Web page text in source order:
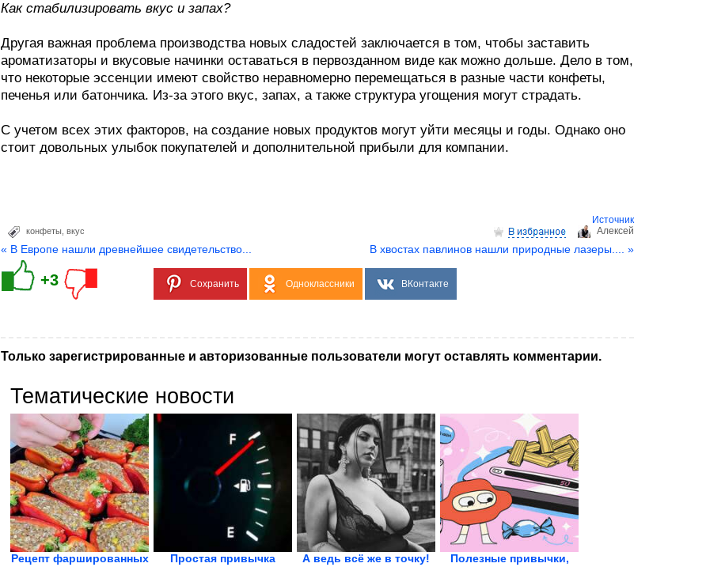
Как стабилизировать вкус и запах?
Другая важная проблема производства новых сладостей заключается в том, чтобы заставить
ароматизаторы и вкусовые начинки оставаться в первозданном виде как можно дольше. Дело в том,
что некоторые эссенции имеют свойство неравномерно перемещаться в разные части конфеты,
печенья или батончика. Из-за этого вкус, запах, а также структура угощения могут страдать.
С учетом всех этих факторов, на создание новых продуктов могут уйти месяцы и годы. Однако оно
стоит довольных улыбок покупателей и дополнительной прибыли для компании.
Источник
Aлексей
конфеты вкус
« В Европе нашли древнейшее свидетельство... В хвостах павлинов нашли природные лазеры.... »
+3 Сохранить Одноклассники ВКонтакте
Только зарегистрированные и авторизованные пользователи могут оставлять комментарии.
Тематические новости
Рецепт фаршированных
Простая привычка
А ведь всё же в точку!
Полезные привычки,